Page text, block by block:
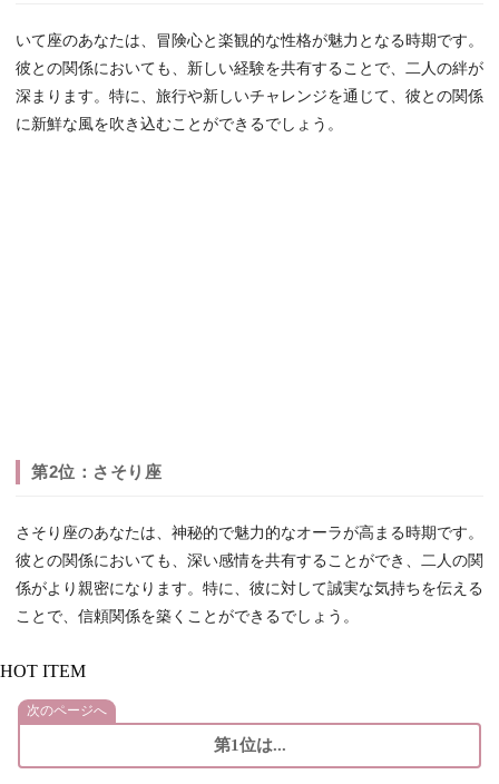
いて座のあなたは、冒険心と楽観的な性格が魅力となる時期です。
彼との関係においても、新しい経験を共有することで、二人の絆が
深まります。特に、旅行や新しいチャレンジを通じて、彼との関係
に新鮮な風を吹き込むことができるでしょう。
第2位：さそり座
さそり座のあなたは、神秘的で魅力的なオーラが高まる時期です。
彼との関係においても、深い感情を共有することができ、二人の関
係がより親密になります。特に、彼に対して誠実な気持ちを伝える
ことで、信頼関係を築くことができるでしょう。
HOT ITEM
次のページへ
第1位は...